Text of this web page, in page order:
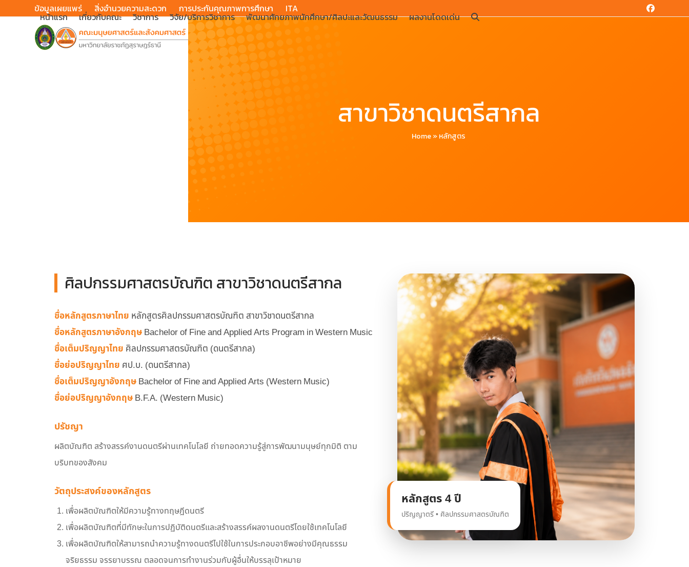
to
ข้อมูลเผยแพร่ สิ่งอำนวยความสะดวก การประกันคุณภาพการศึกษา ITA Facebook
หน้าแรก เกี่ยวกับคณะ วิชาการ วิจัย/บริการวิชาการ พัฒนาศักยภาพนักศึกษา/ศิลปะและวัฒนธรรม ผลงานโดดเด่น
สาขาวิชาดนตรีสากล
Home»หลักสูตร
ศิลปกรรมศาสตรบัณฑิต สาขาวิชาดนตรีสากล
ชื่อหลักสูตรภาษาไทย หลักสูตรศิลปกรรมศาสตรบัณฑิต สาขาวิชาดนตรีสากล
ชื่อหลักสูตรภาษาอังกฤษBachelor of Fine and Applied Arts Program in Western Music
ชื่อเต็มปริญญาไทย ศิลปกรรมศาสตรบัณฑิต (ดนตรีสากล)
ชื่อย่อปริญญาไทย ศป.บ. (ดนตรีสากล)
ชื่อเต็มปริญญาอังกฤษBachelor of Fine and Applied Arts (Western Music)
ชื่อย่อปริญญาอังกฤษB.F.A. (Western Music)
ปรัชญา
ผลิตบัณฑิต สร้างสรรค์งานดนตรีผ่านเทคโนโลยี ถ่ายทอดความรู้สู่การพัฒนามนุษย์ทุกมิติ ตาม
บริบทของสังคม
วัตถุประสงค์ของหลักสูตร
เพื่อผลิตบัณฑิตให้มีความรู้ทางทฤษฎีดนตรี
เพื่อผลิตบัณฑิตที่มีทักษะในการปฏิบัติดนตรีและสร้างสรรค์ผลงานดนตรีโดยใช้เทคโนโลยี
เพื่อผลิตบัณฑิตให้สามารถนำความรู้ทางดนตรีไปใช้ในการประกอบอาชีพอย่างมีคุณธรรม
จริยธรรม จรรยาบรรณ ตลอดจนการทำงานร่วมกับผู้อื่นให้บรรลุเป้าหมาย
หลักสูตร 4 ปี
ปริญญาตรี • ศิลปกรรมศาสตรบัณฑิต